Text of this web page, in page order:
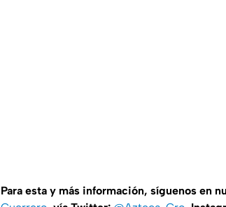
Para esta y más información, síguenos en